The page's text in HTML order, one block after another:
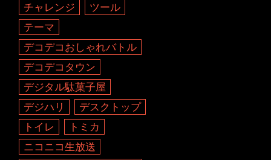
チャレンジ
ツール
テーマ
デコデコおしゃれバトル
デコデコタウン
デジタル駄菓子屋
デジハリ
デスクトップ
トイレ
トミカ
ニコニコ生放送